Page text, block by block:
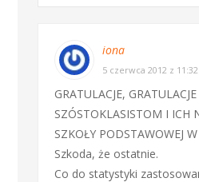
iona
5 czerwca 2012 z 11:32
GRATULACJE,
SZÓSTOKLASISTOM I ICH
SZKOŁY PODSTAWOWEJ
Szkoda, że ostatnie.
Co do statystyki